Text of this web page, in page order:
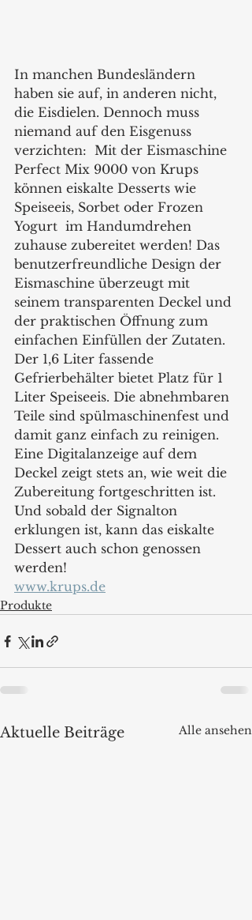
In manchen Bundesländern
haben sie auf, in anderen nicht,
die Eisdielen. Dennoch muss
niemand auf den Eisgenuss
verzichten:  Mit der Eismaschine
Perfect Mix 9000 von Krups
können eiskalte Desserts wie
Speiseeis, Sorbet oder Frozen
Yogurt  im Handumdrehen
zuhause zubereitet werden! Das
benutzerfreundliche Design der
Eismaschine überzeugt mit
seinem transparenten Deckel und
der praktischen Öffnung zum
einfachen Einfüllen der Zutaten.
Der 1,6 Liter fassende
Gefrierbehälter bietet Platz für 1
Liter Speiseeis. Die abnehmbaren
Teile sind spülmaschinenfest und
damit ganz einfach zu reinigen.
Eine Digitalanzeige auf dem
Deckel zeigt stets an, wie weit die
Zubereitung fortgeschritten ist.
Und sobald der Signalton
erklungen ist, kann das eiskalte
Dessert auch schon genossen
werden!
www.krups.de
Produkte
Aktuelle Beiträge Alle ansehen